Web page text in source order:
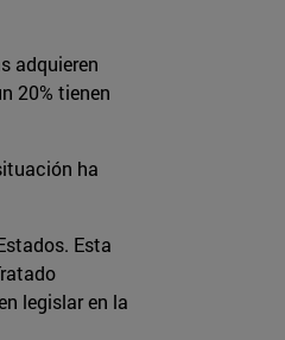
adquieren
20% tienen
ha
Esta
legislar en la